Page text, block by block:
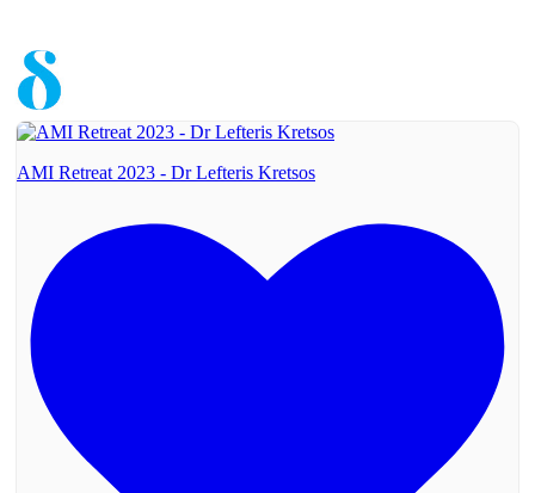
AMI Retreat 2023 - Dr Lefteris Kretsos